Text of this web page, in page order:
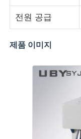
직물 시험기
전원 공급
제품 이미지